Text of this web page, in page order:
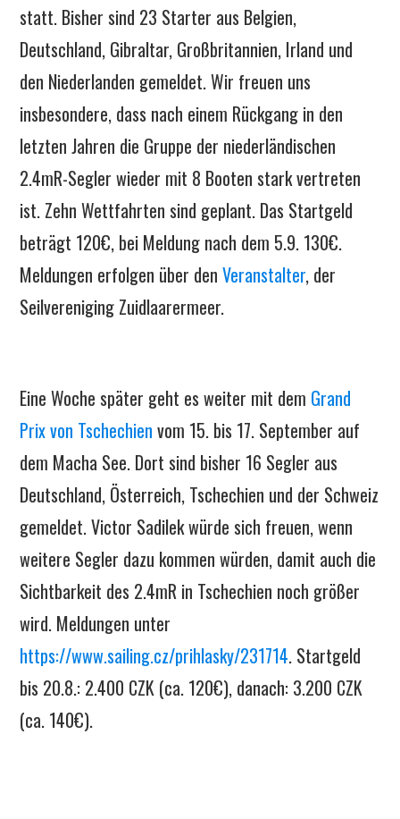
statt. Bisher sind 23 Starter aus Belgien,
Deutschland, Gibraltar, Großbritannien, Irland und
den Niederlanden gemeldet. Wir freuen uns
insbesondere, dass nach einem Rückgang in den
letzten Jahren die Gruppe der niederländischen
2.4mR-Segler wieder mit 8 Booten stark vertreten
ist. Zehn Wettfahrten sind geplant. Das Startgeld
beträgt 120€, bei Meldung nach dem 5.9. 130€.
Meldungen erfolgen über denVeranstalter, der
Seilvereniging Zuidlaarermeer.
Eine Woche später geht es weiter mit dem Grand
Prix von Tschechien vom 15. bis 17. September auf
dem Macha See. Dort sind bisher 16 Segler aus
Deutschland, Österreich, Tschechien und der Schweiz
gemeldet. Victor Sadilek würde sich freuen, wenn
weitere Segler dazu kommen würden, damit auch die
Sichtbarkeit des 2.4mR in Tschechien noch größer
wird. Meldungen unter
https://www.sailing.cz/prihlasky/231714. Startgeld
bis 20.8.: 2.400 CZK (ca. 120€), danach: 3.200 CZK
(ca. 140€).